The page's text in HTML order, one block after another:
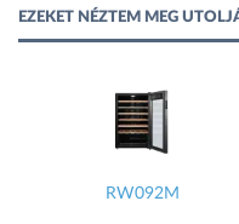
EZEKET NÉZTEM MEG
RW092M